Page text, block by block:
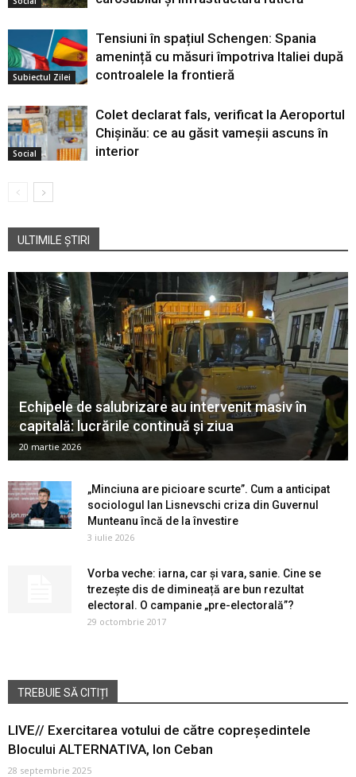
Subiectul Zilei
Tensiuni în spațiul Schengen: Spania
amenință cu măsuri împotriva Italiei după
controalele la frontieră
Social
Colet declarat fals, verificat la Aeroportul
Chișinău: ce au găsit vameșii ascuns în
interior
ULTIMILE ȘTIRI
Echipele de salubrizare au intervenit masiv în
capitală: lucrările continuă și ziua
20 martie 2026
„Minciuna are picioare scurte”. Cum a anticipat
sociologul Ian Lisnevschi criza din Guvernul
Munteanu încă de la învestire
3 iulie 2026
Vorba veche: iarna, car și vara, sanie. Cine se
trezește dis de dimineață are bun rezultat
electoral. O campanie „pre-electorală”?
29 octombrie 2017
TREBUIE SĂ CITIȚI
LIVE// Exercitarea votului de către copreședintele
Blocului ALTERNATIVA, Ion Ceban
28 septembrie 2025